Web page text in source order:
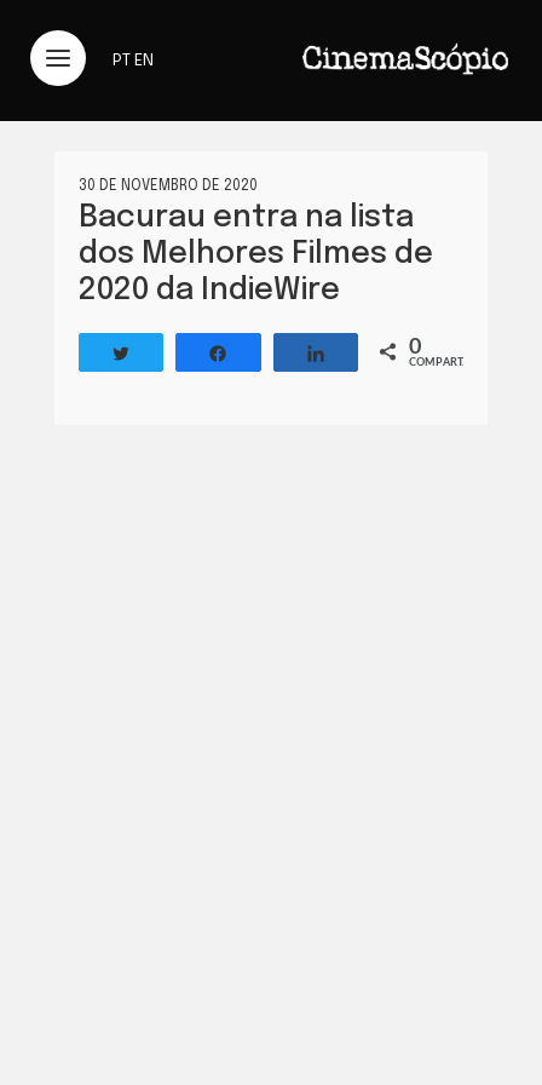
PT EN
30 DE NOVEMBRO DE 2020
Bacurau entra na lista
dos Melhores Filmes de
2020 da IndieWire
Compartilhar Compartilhar
0
COMPART.